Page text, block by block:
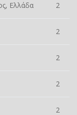
Ελλάδα 2
2
2
2
2